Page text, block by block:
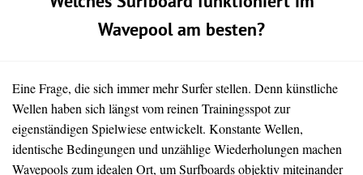
Wavepool am besten?
Eine Frage, die sich immer mehr Surfer stellen. Denn künstliche
Wellen haben sich längst vom reinen Trainingsspot zur
eigenständigen Spielwiese entwickelt. Konstante Wellen,
identische Bedingungen und unzählige Wiederholungen machen
Wavepools zum idealen Ort, um Surfboards objektiv miteinander